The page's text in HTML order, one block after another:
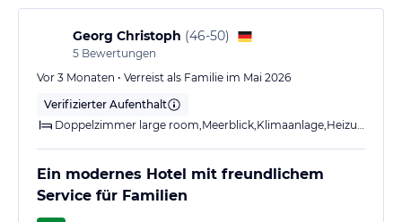
Georg Christoph (46-50)
5 Bewertungen
Vor 3 Monaten • Verreist als Familie im Mai 2026
Verifizierter Aufenthalt
Doppelzimmer large room,Meerblick,Klimaanlage,Heizung,Dusche,Balkon
Ein modernes Hotel mit freundlichem
Service für Familien